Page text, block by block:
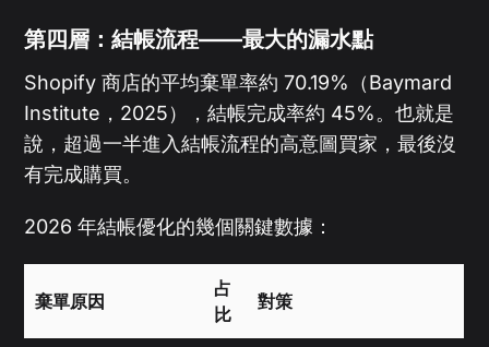
第四層：結帳流程——最大的漏水點
Shopify 商店的平均棄單率約 70.19%（Baymard
Institute，2025），結帳完成率約 45%。也就是
說，超過一半進入結帳流程的高意圖買家，最後沒
有完成購買。
2026 年結帳優化的幾個關鍵數據：
棄單原因
占
比
對策